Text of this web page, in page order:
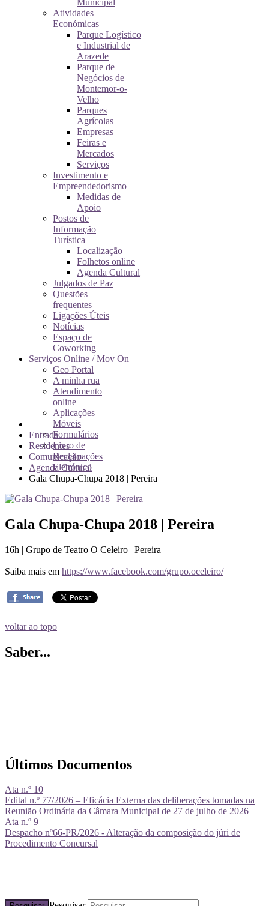
Municipal
Atividades
Económicas
Parque Logístico
e Industrial de
Arazede
Parque de
Negócios de
Montemor-o-
Velho
Parques
Agrícolas
Empresas
Feiras e
Mercados
Serviços
Investimento e
Empreendedorismo
Medidas de
Apoio
Postos de
Informação
Turística
Localização
Folhetos online
Agenda Cultural
Julgados de Paz
Questões
frequentes
Ligações Úteis
Notícias
Espaço de
Coworking
Serviços Online / Mov On
Geo Portal
A minha rua
Atendimento
online
Aplicações
Móveis
Formulários
Livro de
Reclamações
Eletrónico
Entrada
Residentes
Comunicação
Agenda Cultural
Gala Chupa-Chupa 2018 | Pereira
Gala Chupa-Chupa 2018 | Pereira
16h | Grupo de Teatro O Celeiro | Pereira
Saiba mais em https://www.facebook.com/grupo.oceleiro/
voltar ao topo
Saber...
Últimos Documentos
Ata n.º 10
Edital n.º 77/2026 – Eficácia Externa das deliberações tomadas na
Reunião Ordinária da Câmara Municipal de 27 de julho de 2026
Ata n.º 9
Despacho nº66-PR/2026 - Alteração da composição do júri de
Procedimento Concursal